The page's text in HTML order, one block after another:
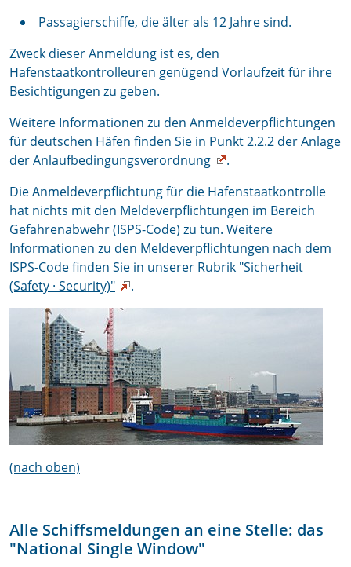
Passagierschiffe, die älter als 12 Jahre sind.
Zweck dieser Anmeldung ist es, den
Hafenstaatkontrolleuren genügend Vorlaufzeit für ihre
Besichtigungen zu geben.
Weitere Informationen zu den Anmeldeverpflichtungen
für deutschen Häfen finden Sie in Punkt 2.2.2 der Anlage
derAnlaufbedingungsverordnung
.
Die Anmeldeverpflichtung für die Hafenstaatkontrolle
hat nichts mit den Meldeverpflichtungen im Bereich
Gefahrenabwehr (ISPS-Code) zu tun. Weitere
Informationen zu den Meldeverpflichtungen nach dem
ISPS-Code finden Sie in unserer Rubrik "Sicherheit
(Safety · Security)"
.
(nach oben)
Alle Schiffsmeldungen an eine Stelle: das
"National Single Window"